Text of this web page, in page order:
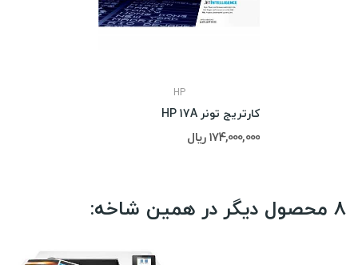
HP
کارتریج تونر HP 17A
174,000,000 ریال
8 محصول دیگر در همین شاخه: